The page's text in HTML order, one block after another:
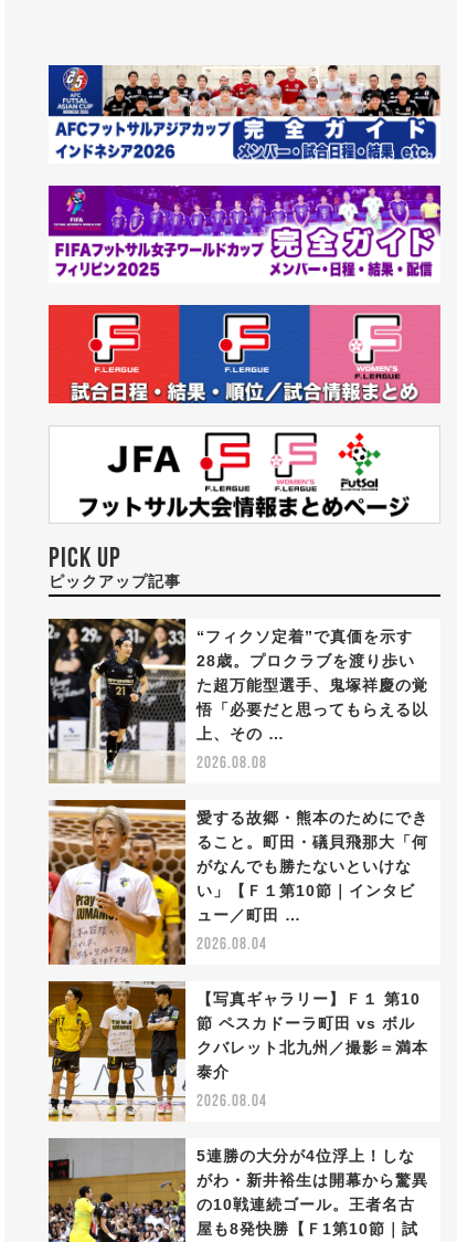
PICK UP
ピックアップ記事
“フィクソ定着”で真価を示す
28歳。プロクラブを渡り歩い
た超万能型選手、鬼塚祥慶の覚
悟「必要だと思ってもらえる以
上、その …
2026.08.08
愛する故郷・熊本のためにでき
ること。町田・礒貝飛那大「何
がなんでも勝たないといけな
い」【Ｆ１第10節｜インタビ
ュー／町田 …
2026.08.04
【写真ギャラリー】Ｆ１ 第10
節 ペスカドーラ町田 vs ボル
クバレット北九州／撮影＝満本
泰介
2026.08.04
5連勝の大分が4位浮上！しな
がわ・新井裕生は開幕から驚異
の10戦連続ゴール。王者名古
屋も8発快勝【Ｆ1第10節｜試